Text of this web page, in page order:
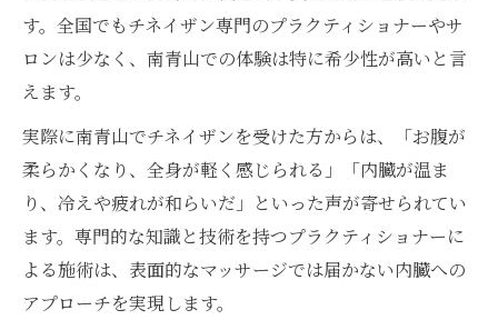
チネイザン施術の希少性とその理由
チネイザン専門プラクティショナーの特徴
なぜチネイザンは注目されているのか
内臓下垂改善に特化したケア方法を解説
他施術との違いを知るチネイザンの強み
す。全国でもチネイザン専門のプラクティショナーやサ
ロンは少なく、南青山での体験は特に希少性が高いと言
えます。
実際に南青山でチネイザンを受けた方からは、「お腹が
柔らかくなり、全身が軽く感じられる」「内臓が温ま
り、冷えや疲れが和らいだ」といった声が寄せられてい
ます。専門的な知識と技術を持つプラクティショナーに
よる施術は、表面的なマッサージでは届かない内臓への
アプローチを実現します。